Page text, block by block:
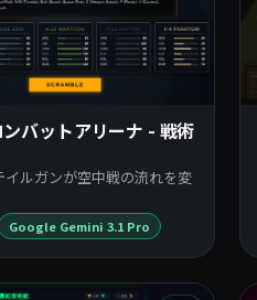
バットアリーナ - 戦術
イルガンが空中戦の流れを変
Google Gemini 3.1 Pro